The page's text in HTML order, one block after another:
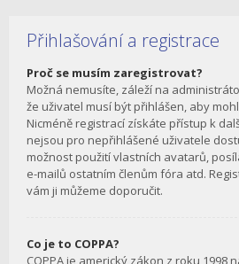
Přihlašování a registrace
Proč se musím zaregistrovat?
Možná nemusíte, záleží na
že uživatel musí být přihlášen, aby
Nicméně registrací získáte přístup k
nejsou pro nepřihlášené uživatele
možnost použití vlastních avatarů,
e-mailů ostatním členům fóra atd.
vám ji můžeme doporučit.
Co je to COPPA?
COPPA je americký zákon z roku 1998